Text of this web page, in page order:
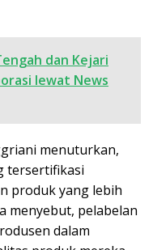
dan Kejari
lewat News
menuturkan,
tersertifikasi
produk yang lebih
menyebut, pelabelan
dalam